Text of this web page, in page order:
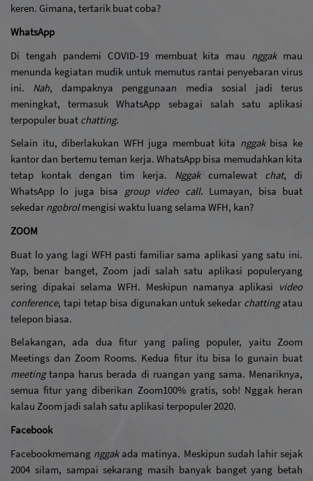
keren. Gimana, tertarik buat coba?
WhatsApp
Di tengah pandemi COVID-19 membuat kita mau nggak mau
menunda kegiatan mudik untuk memutus rantai penyebaran virus
ini. Nah, dampaknya penggunaan media sosial jadi terus
meningkat, termasuk WhatsApp sebagai salah satu aplikasi
terpopuler buat chatting.
Selain itu, diberlakukan WFH juga membuat kita nggak bisa ke
kantor dan bertemu teman kerja. WhatsApp bisa memudahkan kita
tetap kontak dengan tim kerja. Nggak cumalewat chat, di
WhatsApp lo juga bisa group video call. Lumayan, bisa buat
sekedar ngobrol mengisi waktu luang selama WFH, kan?
ZOOM
Buat lo yang lagi WFH pasti familiar sama aplikasi yang satu ini.
Yap, benar banget, Zoom jadi salah satu aplikasi populeryang
sering dipakai selama WFH. Meskipun namanya aplikasi
video
conference, tapi tetap bisa digunakan untuk sekedar chatting atau
telepon biasa.
Belakangan, ada dua fitur yang paling populer, yaitu Zoom
meeting tanpa harus berada di ruangan yang sama. Menariknya,
semua fitur yang diberikan Zoom100% gratis, sob! Nggak heran
kalau Zoom jadi salah satu aplikasi terpopuler 2020.
Facebook
Facebookmemang nggak ada matinya. Meskipun sudah lahir sejak